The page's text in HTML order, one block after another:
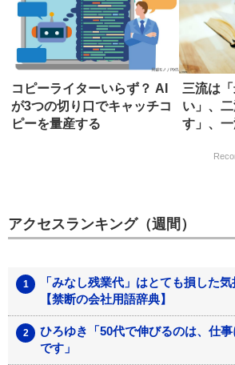
コピーライターいらず？ AI
が3つの切り口でキャッチコ
ピーを量産する
三流は
い」、
す」、
アクセスランキング（週間）
「みなし残業代」はとても損した
【禁断の会社用語辞典】
ひろゆき「50代で伸びるのは、仕
です」